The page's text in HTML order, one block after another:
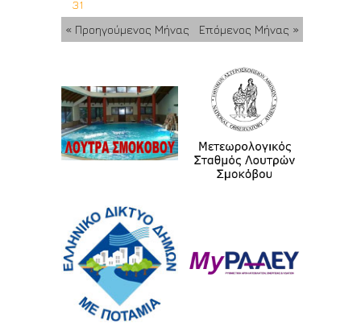
31
« Προηγούμενος Μήνας
Επόμενος Μήνας »